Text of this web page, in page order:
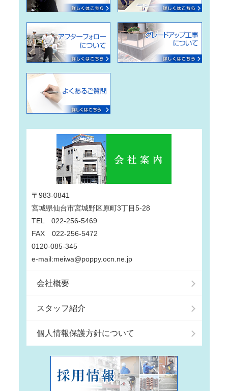
〒983-0841
宮城県仙台市宮城野区原町3丁目5-28
TEL 022-256-5469
FAX 022-256-5472
0120-085-345
e-mail:meiwa@poppy.ocn.ne.jp
会社概要
スタッフ紹介
個人情報保護方針について